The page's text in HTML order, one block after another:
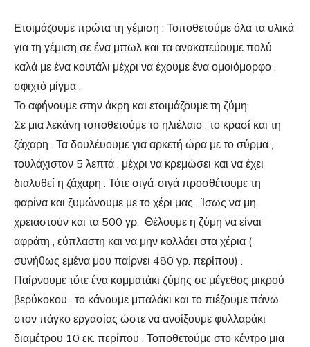
Ετοιμάζουμε πρώτα τη γέμιση : Τοποθετούμε όλα τα υλικά
για τη γέμιση σε ένα μπωλ και τα ανακατεύουμε πολύ
καλά με ένα κουτάλι μέχρι να έχουμε ένα ομοιόμορφο ,
σφιχτό μίγμα .
Το αφήνουμε στην άκρη και ετοιμάζουμε τη ζύμη:
Σε μια λεκάνη τοποθετούμε το ηλιέλαιο , το κρασί και τη
ζάχαρη . Τα δουλέυουμε για αρκετή ώρα με το σύρμα ,
τουλάχιστον 5 λεπτά , μέχρι να κρεμώσει και να έχει
διαλυθεί η ζάχαρη . Τότε σιγά-σιγά προσθέτουμε τη
φαρίνα και ζυμώνουμε με το χέρι μας . Ίσως να μη
χρειαστούν και τα 500 γρ. Θέλουμε η ζύμη να είναι
αφράτη , εύπλαστη και να μην κολλάει στα χέρια (
συνήθως εμένα μου παίρνει 480 γρ. περίπου) .
Παίρνουμε τότε ένα κομματάκι ζύμης σε μέγεθος μικρού
βερύκοκου , το κάνουμε μπαλάκι και το πιέζουμε πάνω
στον πάγκο εργασίας ώστε να ανοίξουμε φυλλαράκι
διαμέτρου 10 εκ. περίπου . Τοποθετούμε στο κέντρο μια